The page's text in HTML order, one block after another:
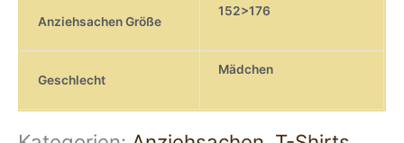
Anziehsachen Größe
152>176
Geschlecht
Mädchen